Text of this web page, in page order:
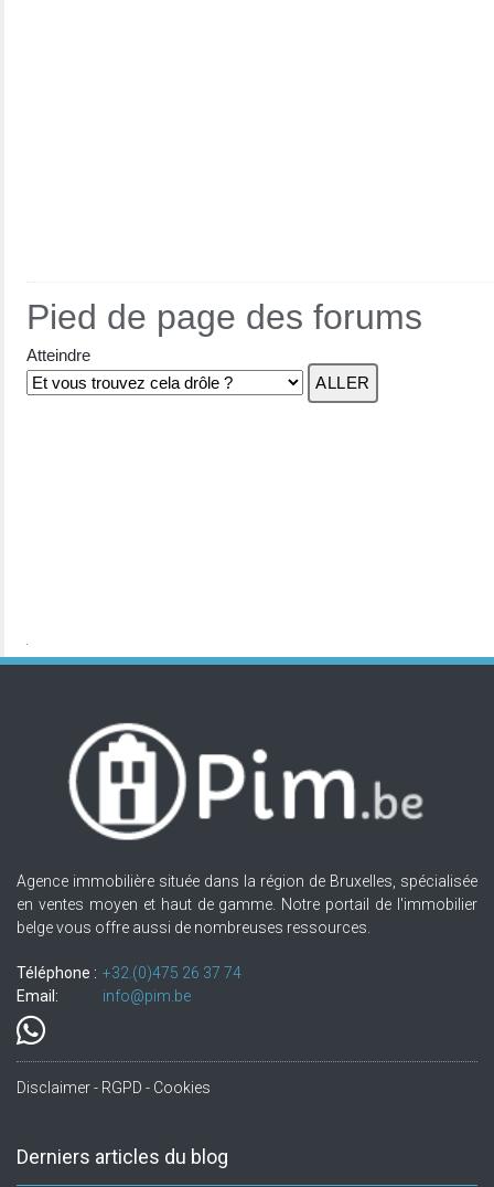
Pied de page des forums
Atteindre
Agence immobilière située dans la région de Bruxelles, spécialisée
en ventes moyen et haut de gamme. Notre portail de l'immobilier
belge vous offre aussi de nombreuses ressources.
Téléphone : +32.(0)475 26 37 74
Email:
info@pim.be
Disclaimer - RGPD - Cookies
Derniers articles du blog